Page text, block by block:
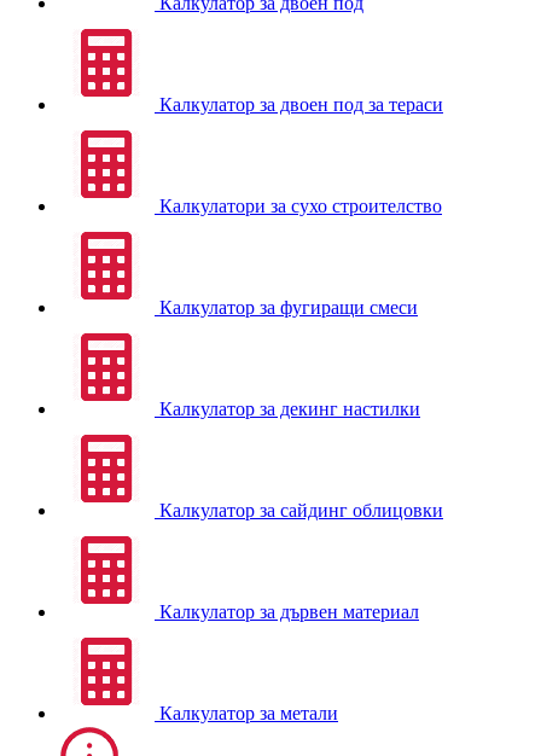
Калкулатор за двоен под за тераси
Калкулатори за сухо строителство
Калкулатор за фугиращи смеси
Калкулатор за декинг настилки
Калкулатор за сайдинг облицовки
Калкулатор за дървен материал
Калкулатор за метали